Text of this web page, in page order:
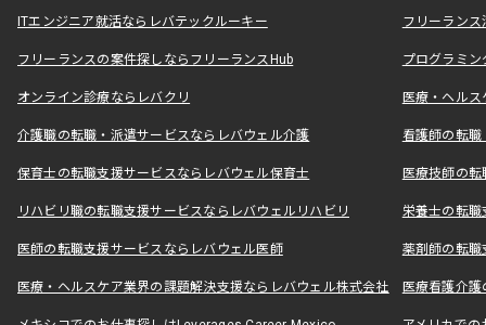
ITエンジニア就活ならレバテックルーキー フリーラン
フリーランスの案件探しならフリーランスHub プログラミ
オンライン診療ならレバクリ 医療・ヘル
介護職の転職・派遣サービスならレバウェル介護 看護師の転
保育士の転職支援サービスならレバウェル保育士 医療技師の
リハビリ職の転職支援サービスならレバウェルリハビリ 栄養士の転
医師の転職支援サービスならレバウェル医師 薬剤師の転
医療・ヘルスケア業界の課題解決支援ならレバウェル株式会社 医療看護介